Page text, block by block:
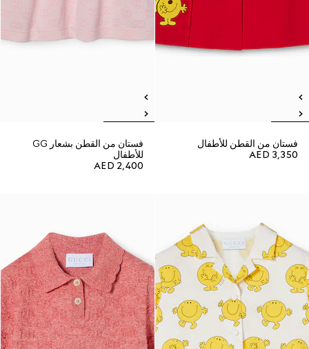
فستان من القطن للأطفال
AED 3,350
فستان من القطن بشعار GG
للأطفال
AED 2,400